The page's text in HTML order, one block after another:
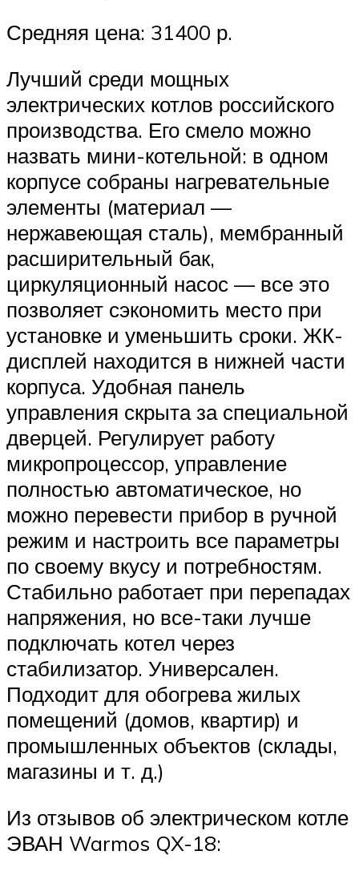
Средняя цена: 31400 р.
Лучший среди мощных
электрических котлов российского
производства. Его смело можно
назвать мини-котельной: в одном
корпусе собраны нагревательные
элементы (материал —
нержавеющая сталь), мембранный
расширительный бак,
циркуляционный насос — все это
позволяет сэкономить место при
установке и уменьшить сроки. ЖК-
дисплей находится в нижней части
корпуса. Удобная панель
управления скрыта за специальной
дверцей. Регулирует работу
микропроцессор, управление
полностью автоматическое, но
можно перевести прибор в ручной
режим и настроить все параметры
по своему вкусу и потребностям.
Стабильно работает при перепадах
напряжения, но все-таки лучше
подключать котел через
стабилизатор. Универсален.
Подходит для обогрева жилых
помещений (домов, квартир) и
промышленных объектов (склады,
магазины и т. д.)
Из отзывов об электрическом котле
ЭВАН Warmos QX-18: